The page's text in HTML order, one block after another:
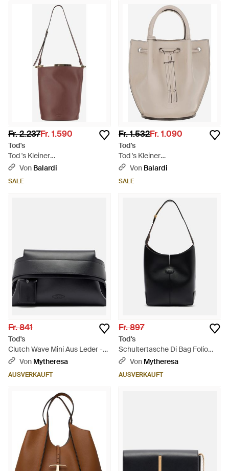
Fr. 2.237Fr. 1.590
Tod's
Tod 's Kleiner
Lederschaufelbeutel - Braun
Von Balardi
SALE
Fr. 1.532Fr. 1.090
Tod's
Tod 's Kleiner
Lederschaufelbeutel - Mettallic
Von Balardi
SALE
Fr. 841
Tod's
Clutch Wave Mini Aus Leder -
Schwarz
Von Mytheresa
AUSVERKAUFT
Fr. 897
Tod's
Schultertasche Di Bag Folio
Aus Leder - Schwarz
Von Mytheresa
AUSVERKAUFT